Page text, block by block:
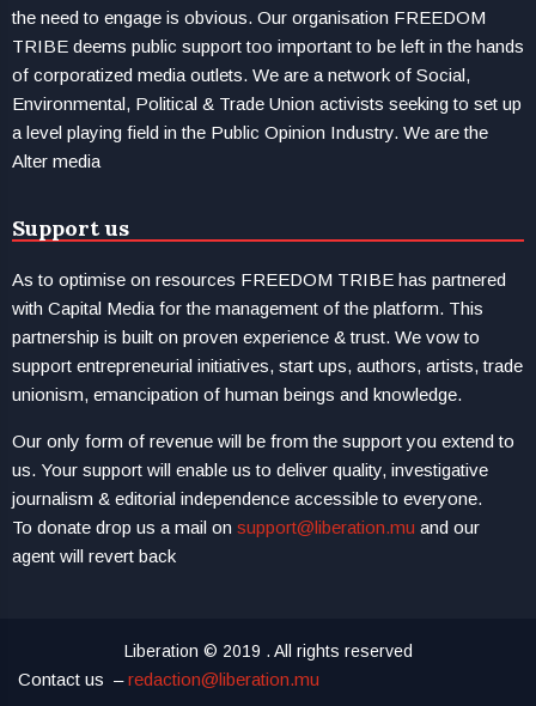
the need to engage is obvious. Our organisation FREEDOM
TRIBE deems public support too important to be left in the hands
of corporatized media outlets. We are a network of Social,
Environmental, Political & Trade Union activists seeking to set up
a level playing field in the Public Opinion Industry. We are the
Alter media
Support us
As to optimise on resources FREEDOM TRIBE has partnered
with Capital Media for the management of the platform. This
partnership is built on proven experience & trust. We vow to
support entrepreneurial initiatives, start ups, authors, artists, trade
unionism, emancipation of human beings and knowledge.
Our only form of revenue will be from the support you extend to
us. Your support will enable us to deliver quality, investigative
journalism & editorial independence accessible to everyone.
To donate drop us a mail on support@liberation.mu and our
agent will revert back
Liberation © 2019 . All rights reserved
Contact us –redaction@liberation.mu